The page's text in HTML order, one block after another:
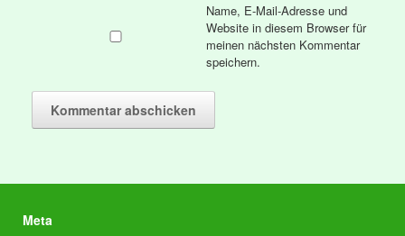
Name, E-Mail-Adresse und
Website in diesem Browser für
meinen nächsten Kommentar
speichern.
Meta